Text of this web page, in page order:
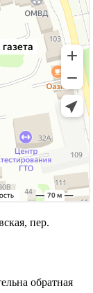
пер.
обратная